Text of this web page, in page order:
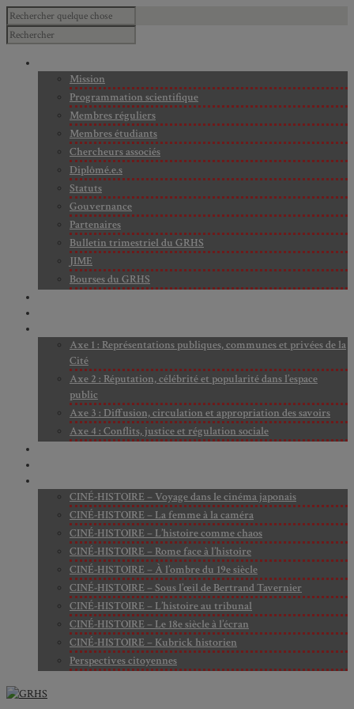
Mission
Programmation scientifique
Membres réguliers
Membres étudiants
Chercheurs associés
Diplômé.e.s
Statuts
Gouvernance
Partenaires
Bulletin trimestriel du GRHS
JIME
Bourses du GRHS
Axe 1 : Représentations publiques, communes et privées de la
Cité
Axe 2 : Réputation, célébrité et popularité dans l’espace
public
Axe 3 : Diffusion, circulation et appropriation des savoirs
Axe 4 : Conflits, justice et régulation sociale
CINÉ-HISTOIRE – Voyage dans le cinéma japonais
CINÉ-HISTOIRE – La femme à la caméra
CINÉ-HISTOIRE – L’histoire comme chaos
CINÉ-HISTOIRE – Rome face à l’histoire
CINÉ-HISTOIRE – À l’ombre du 19e siècle
CINÉ-HISTOIRE – Sous l’œil de Bertrand Tavernier
CINÉ-HISTOIRE – L’histoire au tribunal
CINÉ-HISTOIRE – Le 18e siècle à l’écran
CINÉ-HISTOIRE – Kubrick historien
Perspectives citoyennes